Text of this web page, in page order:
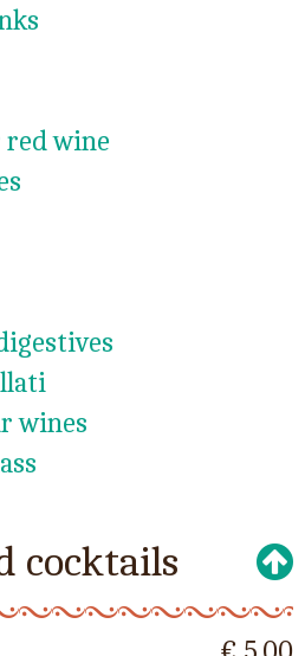
wine
wines
cocktails